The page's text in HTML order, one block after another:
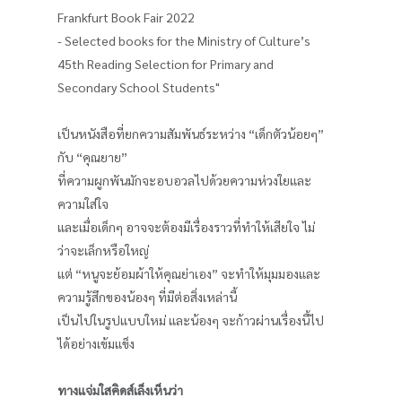
Frankfurt Book Fair 2022
- Selected books for the Ministry of Culture’s
45th Reading Selection for Primary and
Secondary School Students"
เป็นหนังสือที่ยกความสัมพันธ์ระหว่าง “เด็กตัวน้อยๆ”
กับ “คุณยาย”
ที่ความผูกพันมักจะอบอวลไปด้วยความห่วงใยและ
ความใส่ใจ
และเมื่อเด็กๆ อาจจะต้องมีเรื่องราวที่ทำให้เสียใจ ไม่
ว่าจะเล็กหรือใหญ่
แต่ “หนูจะย้อมผ้าให้คุณย่าเอง” จะทำให้มุมมองและ
ความรู้สึกของน้องๆ ที่มีต่อสิ่งเหล่านี้
เป็นไปในรูปแบบใหม่ และน้องๆ จะก้าวผ่านเรื่องนี้ไป
ได้อย่างเข้มแข็ง
ทางแจ่มใสคิดส์เล็งเห็นว่า